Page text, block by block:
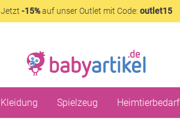
Jetzt -15%auf unser Outlet mit Code: outlet15
Kleidung Spielzeug Heimtierbedarf